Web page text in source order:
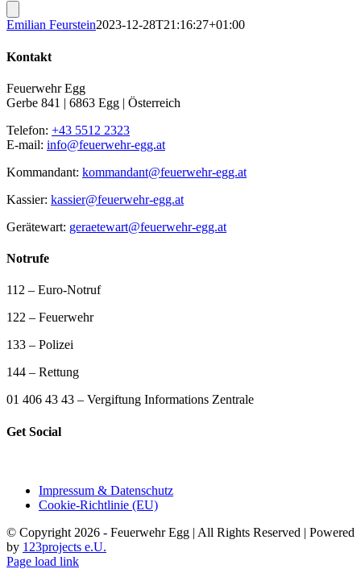
Emilian Feurstein2023-12-28T21:16:27+01:00
Kontakt
Feuerwehr Egg
Gerbe 841 | 6863 Egg | Österreich
Telefon: +43 5512 2323
E-mail: info@feuerwehr-egg.at
Kommandant: kommandant@feuerwehr-egg.at
Kassier: kassier@feuerwehr-egg.at
Gerätewart: geraetewart@feuerwehr-egg.at
Notrufe
112 – Euro-Notruf
122 – Feuerwehr
133 – Polizei
144 – Rettung
01 406 43 43 – Vergiftung Informations Zentrale
Get Social
Impressum & Datenschutz
Cookie-Richtlinie (EU)
© Copyright 2026 - Feuerwehr Egg | All Rights Reserved | Powered
by 123projects e.U.
Page load link